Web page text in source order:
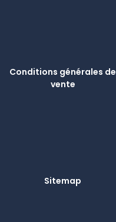
Conditions générales de
vente
Sitemap